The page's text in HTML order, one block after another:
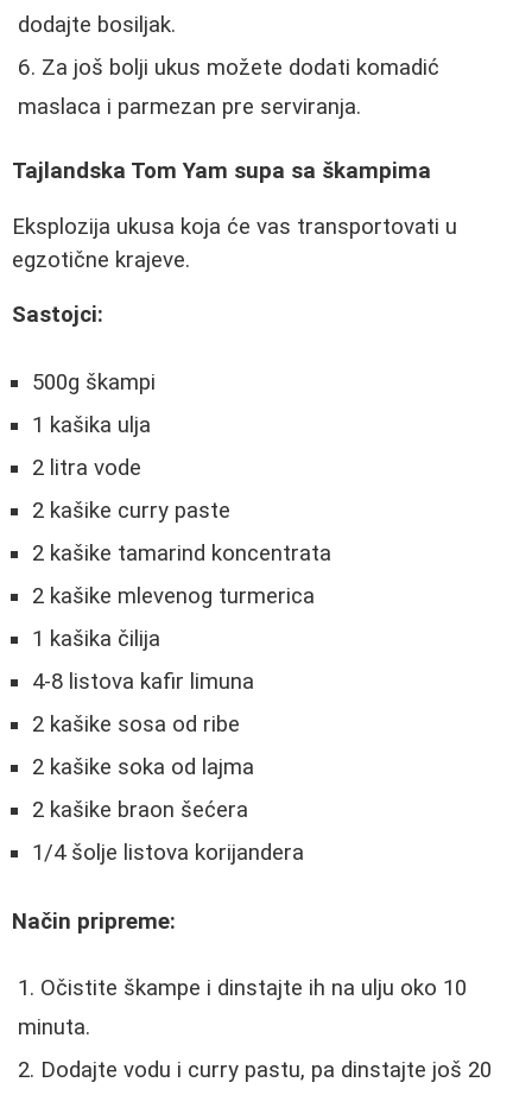
dodajte bosiljak.
Za još bolji ukus možete dodati komadić
maslaca i parmezan pre serviranja.
Tajlandska Tom Yam supa sa škampima
Eksplozija ukusa koja će vas transportovati u
egzotične krajeve.
Sastojci:
500g škampi
1 kašika ulja
2 litra vode
2 kašike curry paste
2 kašike tamarind koncentrata
2 kašike mlevenog turmerica
1 kašika čilija
4-8 listova kafir limuna
2 kašike sosa od ribe
2 kašike soka od lajma
2 kašike braon šećera
1/4 šolje listova korijandera
Način pripreme:
Očistite škampe i dinstajte ih na ulju oko 10
minuta.
Dodajte vodu i curry pastu, pa dinstajte još 20